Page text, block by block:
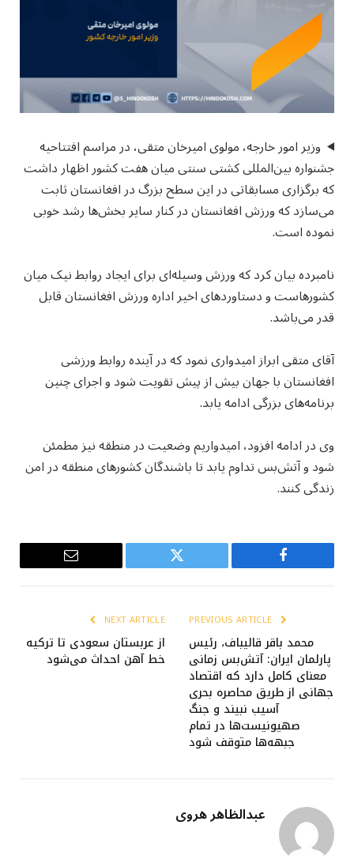
وزیر امور خارجه، مولوی امیرخان متقی، در مراسم افتتاحیه
جشنواره بین‌المللی کشتی سنتی میان هفت کشور اظهار داشت
که برگزاری مسابقاتی در این سطح بزرگ در افغانستان ثابت
می‌سازد که ورزش افغانستان در کنار سایر بخش‌ها رشد خوبی
نموده است.
نامبرده بیان کرد که ورزش وسیله‌ای برای ایجاد روابط نیک میان
کشورهاست و دستاوردهای اخیر اداره ورزش افغانستان قابل
قدر می‌باشد.
آقای متقی ابراز امیدواری نمود که در آینده روابط ورزشی
افغانستان با جهان بیش از پیش تقویت شود و اجرای چنین
برنامه‌های بزرگی ادامه یابد.
وی در ادامه افزود، امیدواریم وضعیت در منطقه نیز مطمئن
شود و آتش‌بس تداوم یابد تا باشندگان کشورهای منطقه در امن
زندگی کنند.
Facebook
Twitter
Email
محمد باقر قالیباف، رئیس
پارلمان ایران: آتش‌بس زمانی
معنای کامل دارد که اقتصاد
جهانی از طریق محاصره بحری
آسیب نبیند و جنگ
صهیونیست‌ها در تمام
جبهه‌ها متوقف شود
NEXT ARTICLE
از عربستان سعودی تا ترکیه
خط آهن احداث می‌شود
عبدالظاهر هروی